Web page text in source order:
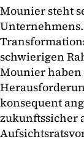
Mounier steht
schwierigen
Mounier
konsequent
zukunftssicher